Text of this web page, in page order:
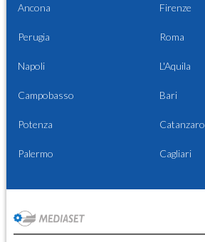
Ancona Firenze
Perugia Roma
Napoli L'Aquila
Campobasso Bari
Potenza Catanzaro
Palermo Cagliari